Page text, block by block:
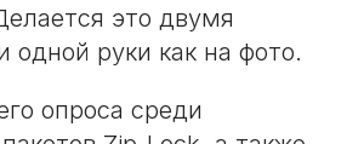
это двумя
одной руки как на фото.
опроса среди